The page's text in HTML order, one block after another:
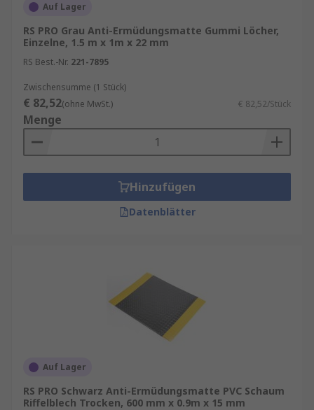
Auf Lager
RS PRO Grau Anti-Ermüdungsmatte Gummi Löcher,
Einzelne, 1.5 m x 1m x 22 mm
RS Best.-Nr. 221-7895
Zwischensumme (1 Stück)
€ 82,52(ohne MwSt.) € 82,52/Stück
Menge
Hinzufügen
Datenblätter
Auf Lager
RS PRO Schwarz Anti-Ermüdungsmatte PVC Schaum
Riffelblech Trocken, 600 mm x 0.9m x 15 mm